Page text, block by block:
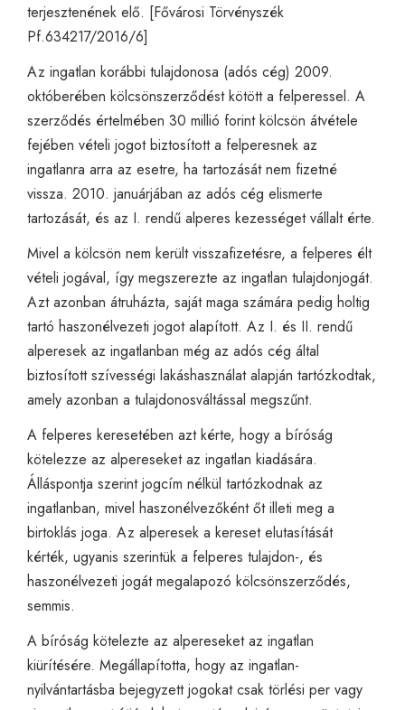
terjesztenének elő. [Fővárosi Törvényszék
Pf.634217/2016/6]
Az ingatlan korábbi tulajdonosa (adós cég) 2009.
októberében kölcsönszerződést kötött a felperessel. A
szerződés értelmében 30 millió forint kölcsön átvétele
fejében vételi jogot biztosított a felperesnek az
ingatlanra arra az esetre, ha tartozását nem fizetné
vissza. 2010. januárjában az adós cég elismerte
tartozását, és az I. rendű alperes kezességet vállalt érte.
Mivel a kölcsön nem került visszafizetésre, a felperes élt
vételi jogával, így megszerezte az ingatlan tulajdonjogát.
Azt azonban átruházta, saját maga számára pedig holtig
tartó haszonélvezeti jogot alapított. Az I. és II. rendű
alperesek az ingatlanban még az adós cég által
biztosított szívességi lakáshasználat alapján tartózkodtak,
amely azonban a tulajdonosváltással megszűnt.
A felperes keresetében azt kérte, hogy a bíróság
kötelezze az alpereseket az ingatlan kiadására.
Álláspontja szerint jogcím nélkül tartózkodnak az
ingatlanban, mivel haszonélvezőként őt illeti meg a
birtoklás joga. Az alperesek a kereset elutasítását
kérték, ugyanis szerintük a felperes tulajdon-, és
haszonélvezeti jogát megalapozó kölcsönszerződés,
semmis.
A bíróság kötelezte az alpereseket az ingatlan
kiürítésére. Megállapította, hogy az ingatlan-
nyilvántartásba bejegyzett jogokat csak törlési per vagy